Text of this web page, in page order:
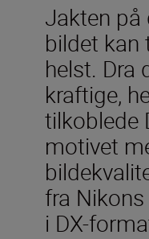
Jakten på
bildet kan
helst. Dra
kraftige,
tilkoblede
motivet
fra
i DX-